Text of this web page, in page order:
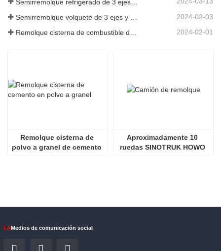
2024-02-03
Remolque cisterna de combustible de 3 ejes y 45000 litros a Senegal 2024-02-01
Remolque cisterna de
polvo a granel de cemento
Aproximadamente 10
ruedas SINOTRUK HOWO
LAMedios de comunicación social